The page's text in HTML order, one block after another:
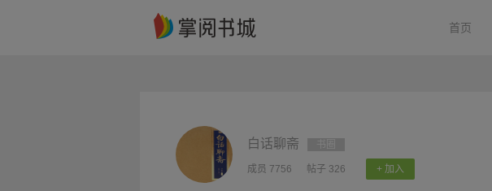
首页
白话聊斋
成员 7756 帖子 326
+ 加入